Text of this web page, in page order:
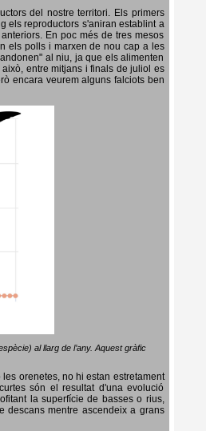
del nostre territori. Els primers
els reproductors s'aniran establint a
En poc més de tres mesos
els polls i marxen de nou cap a les
al niu, ja que els alimenten
entre mitjans i finals de juliol es
encara veurem alguns falciots ben
al llarg de l’any. Aquest gràfic
orenetes, no hi estan estretament
són el resultat d'una evolució
la superfície de basses o rius,
descans mentre ascendeix a grans